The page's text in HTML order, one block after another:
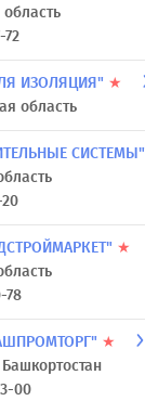
72
ИЗОЛЯЦИЯ" ★
область
СИСТЕМЫ"
★
78
★
00